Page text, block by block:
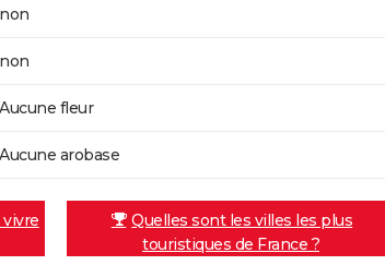
non
non
Aucune fleur
Aucune arobase
Quelles sont les villes les plus
touristiques de France ?